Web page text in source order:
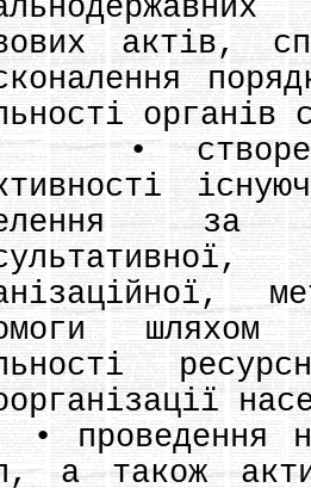
актів,
органів
за
шляхом
а також